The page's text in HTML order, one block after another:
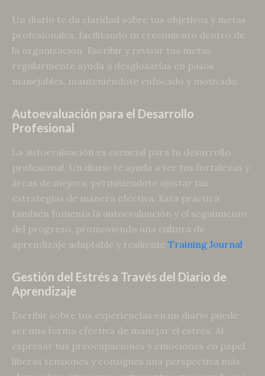
Un diario te da claridad sobre tus objetivos y metas
profesionales, facilitando tu crecimiento dentro de
la organización. Escribir y revisar tus metas
regularmente ayuda a desglosarlas en pasos
manejables, manteniéndote enfocado y motivado.
Autoevaluación para el Desarrollo
Profesional
La autoevaluación es esencial para tu desarrollo
profesional. Un diario te ayuda a ver tus fortalezas y
áreas de mejora, permitiéndote ajustar tus
estrategias de manera efectiva. Esta práctica
también fomenta la autoevaluación y el seguimiento
del progreso, promoviendo una cultura de
aprendizaje adaptable y resiliente Training Journal
Gestión del Estrés a Través del Diario de
Aprendizaje
Escribir sobre tus experiencias en un diario puede
ser una forma efectiva de manejar el estrés. Al
expresar tus preocupaciones y emociones en papel,
liberas tensiones y consigues una perspectiva más